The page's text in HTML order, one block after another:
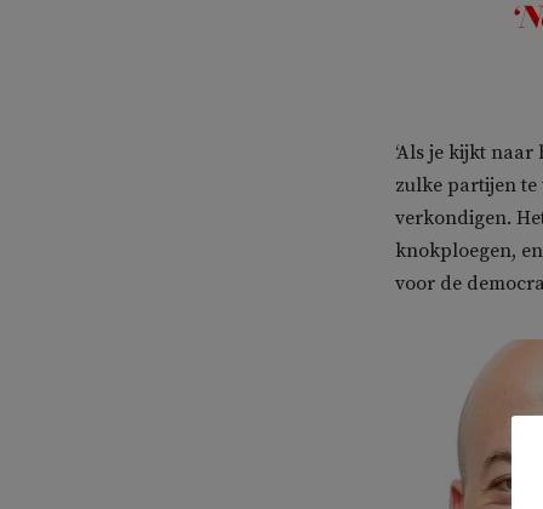
‘Als je kijkt
zulke partijen te
verkondigen.
knokploegen,
voor de